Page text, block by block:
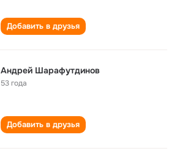
Добавить в друзья
Андрей Шарафутдинов
53 года
Добавить в друзья